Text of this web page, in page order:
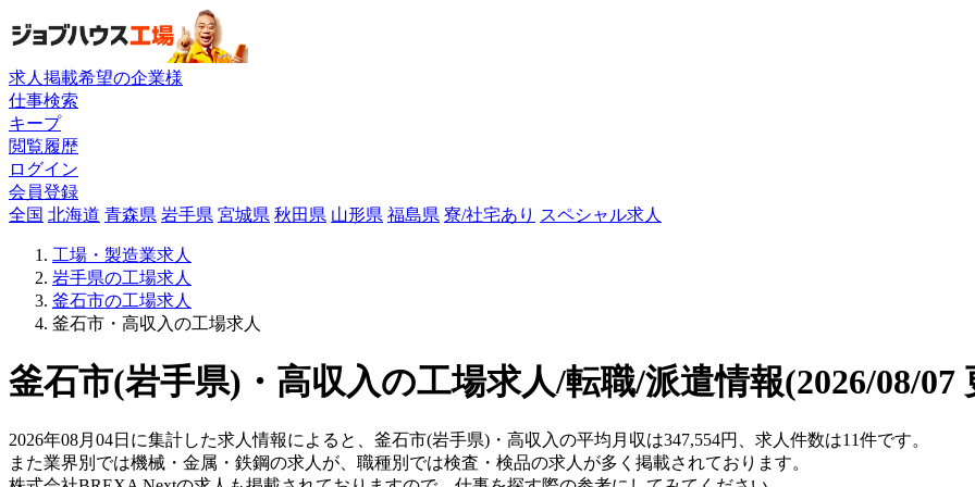
求人掲載希望の企業様
仕事検索
キープ
閲覧履歴
ログイン
会員登録
全国 北海道 青森県 岩手県 宮城県 秋田県 山形県 福島県 寮/社宅あり スペシャル求人
工場・製造業求人
岩手県の工場求人
釜石市の工場求人
釜石市・高収入の工場求人
釜石市(岩手県)・高収入の工場求人/転職/派遣情報(2026/08/07
2026年08月04日に集計した求人情報によると、釜石市(岩手県)・高収入の平均月収は347,554円、求人件数は11件です。
また業界別では機械・金属・鉄鋼の求人が、職種別では検査・検品の求人が多く掲載されております。